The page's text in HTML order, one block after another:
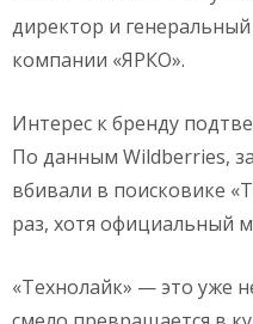
директор и
компании «ЯРКО».
Интерес к бренду
По данным Wildberries,
вбивали в поисковике
раз, хотя официальный
«Технолайк» — это уже